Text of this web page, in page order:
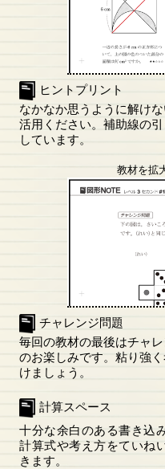
ヒントプリント
なかなか思うように解け
活用ください。補助線の
しています。
教材を拡
チャレンジ問題
毎回の教材の最後はチャ
のお楽しみです。粘り強
けましょう。
計算スペース
十分な余白のある書き込
計算式や考え方をていね
きます。